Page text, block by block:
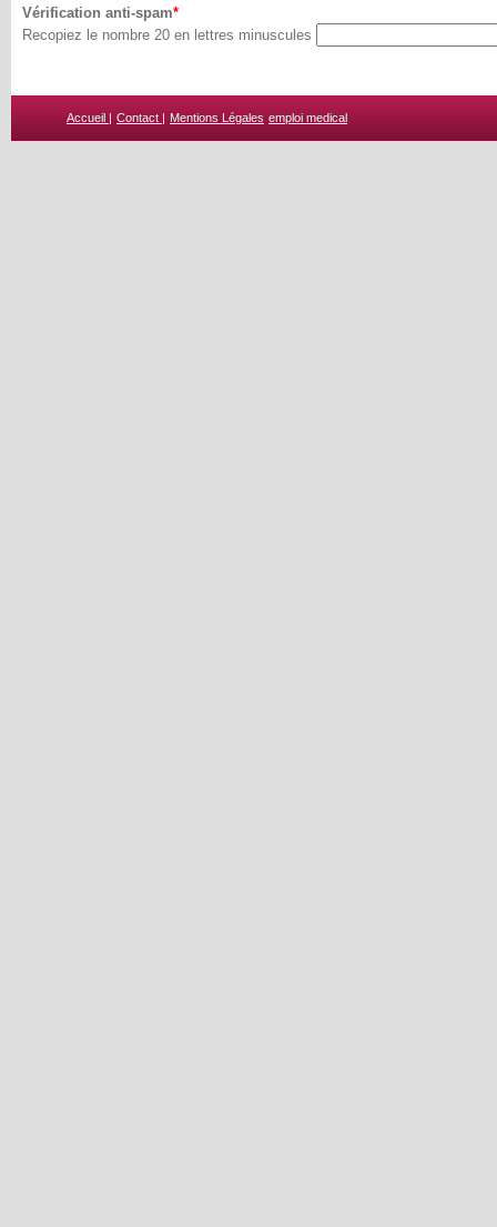
Vérification anti-spam
Recopiez le nombre 20 en lettres minuscules
Accueil | Contact | Mentions Légales emploi medical